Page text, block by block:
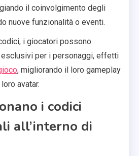
il coinvolgimento degli
nuove funzionalità o eventi.
i giocatori possono
per i personaggi, effetti
, migliorando il loro gameplay
avatar.
i codici
all’interno di